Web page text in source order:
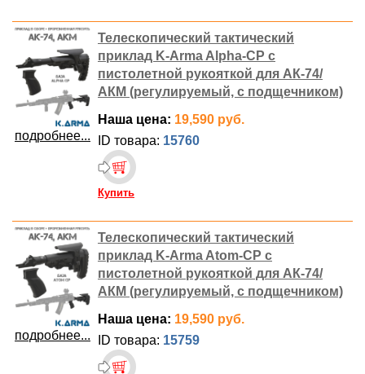
подробнее...
Телескопический тактический
приклад K-Arma Alpha-CP с
пистолетной рукояткой для АК-74/
АКМ (регулируемый, с подщечником)
Наша цена: 19,590 руб.
ID товара: 15760
Купить
подробнее...
Телескопический тактический
приклад K-Arma Atom-CP с
пистолетной рукояткой для АК-74/
АКМ (регулируемый, с подщечником)
Наша цена: 19,590 руб.
ID товара: 15759